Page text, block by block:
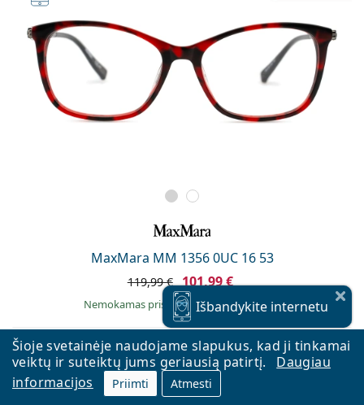
Šioje svetainėje naudojame slapukus, kad ji tinkamai
veiktų ir suteiktų jums geriausią patirtį.
Daugiau
informacijos
Priimti Atmesti
MaxMara MM 1356 0UC 16 53
119,99 € 101,99 €
Nemokamas pristatymasir yraSandėlyje
Išbandykite internetu